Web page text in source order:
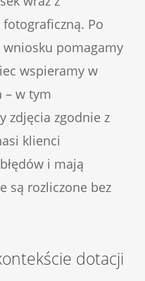
Po
pomagamy
wspieramy w
– w tym
zdjęcia zgodnie z
klienci
i mają
są rozliczone bez
dotacji